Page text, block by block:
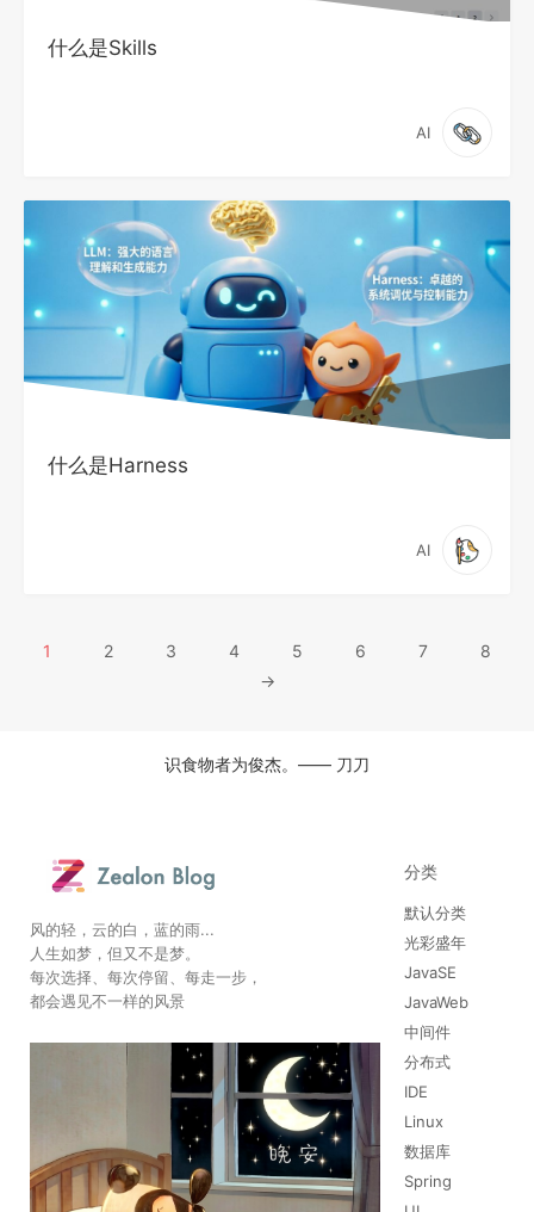
什么是Skills
AI
什么是Harness
AI
1 2 3 4 5 6 7
8
→
识食物者为俊杰。—— 刀刀
风的轻，云的白，蓝的雨...
人生如梦，但又不是梦。
每次选择、每次停留、每走一步，
都会遇见不一样的风景
分类
默认分类
光彩盛年
JavaSE
JavaWeb
中间件
分布式
IDE
Linux
数据库
Spring